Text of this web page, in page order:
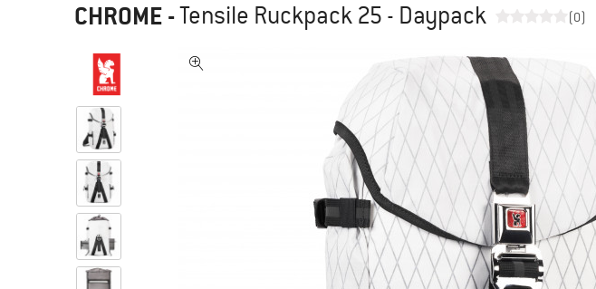
CHROME -Tensile Ruckpack 25 - Daypack (0)